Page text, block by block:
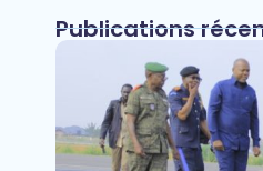
Publications